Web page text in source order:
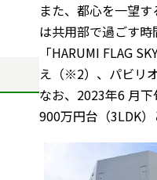
また、都心を一望
は共用部で過ごす時
「HARUMI FLAG
え（※2）、パビリ
なお、2023年6 月
900万円台（3LDK